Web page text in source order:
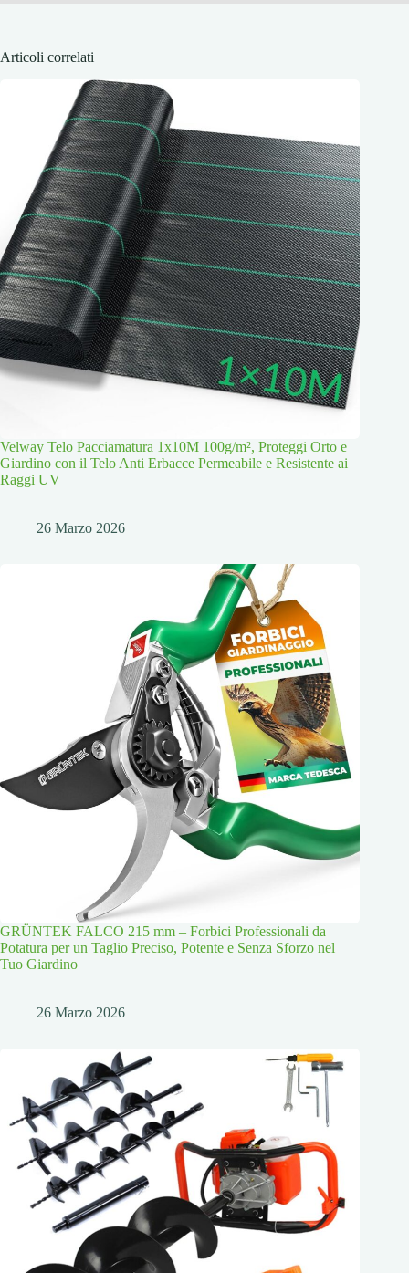
Articoli correlati
Velway Telo Pacciamatura 1x10M 100g/m², Proteggi Orto e
Giardino con il Telo Anti Erbacce Permeabile e Resistente ai
Raggi UV
26 Marzo 2026
GRÜNTEK FALCO 215 mm – Forbici Professionali da
Potatura per un Taglio Preciso, Potente e Senza Sforzo nel
Tuo Giardino
26 Marzo 2026